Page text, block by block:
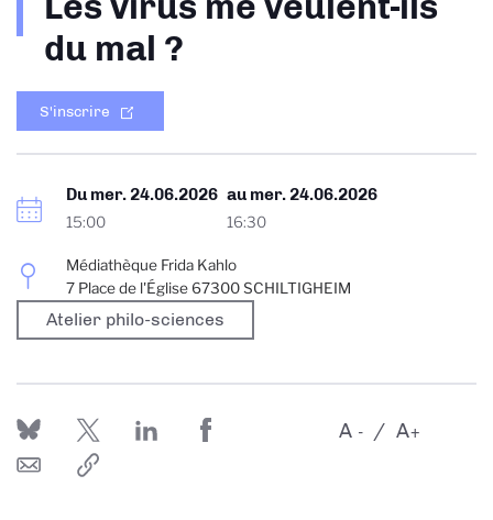
du mal ?
S'inscrire
Du mer. 24.06.2026
15:00
au mer. 24.06.2026
16:30
Médiathèque Frida Kahlo
7 Place de l'Église 67300 SCHILTIGHEIM
Atelier philo-sciences
-
A +
A